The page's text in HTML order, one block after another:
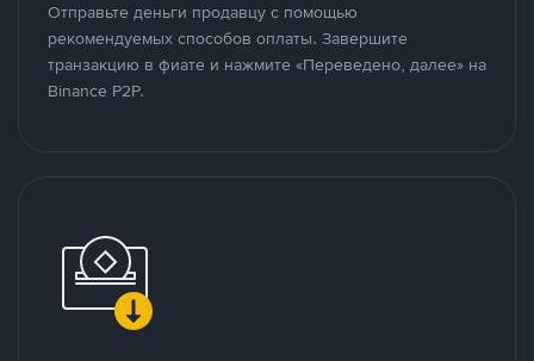
Отправьте деньги продавцу с помощью
рекомендуемых способов оплаты. Завершите
транзакцию в фиате и нажмите «Переведено, далее» на
Binance P2P.